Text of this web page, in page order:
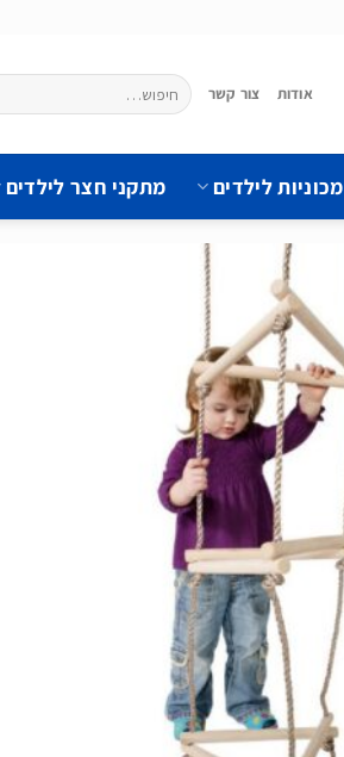
אודות צור קשר
חיפוש
עבור:
מכוניות לילדים מתקני חצר לילדים